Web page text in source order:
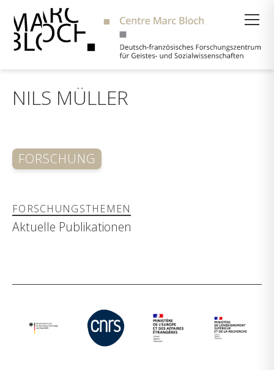
NILS MÜLLER
FORSCHUNG
FORSCHUNGSTHEMEN
Aktuelle Publikationen